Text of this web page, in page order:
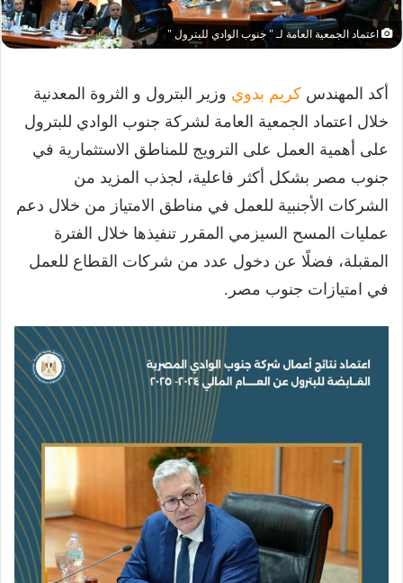
اعتماد الجمعية العامة لـ " جنوب الوادي للبترول "
أكد المهندس كريم بدوي وزير البترول و الثروة المعدنية
خلال اعتماد الجمعية العامة لشركة جنوب الوادي للبترول
على أهمية العمل على الترويج للمناطق الاستثمارية في
جنوب مصر بشكل أكثر فاعلية، لجذب المزيد من
الشركات الأجنبية للعمل في مناطق الامتياز من خلال دعم
عمليات المسح السيزمي المقرر تنفيذها خلال الفترة
المقبلة، فضلًا عن دخول عدد من شركات القطاع للعمل
في امتيازات جنوب مصر.